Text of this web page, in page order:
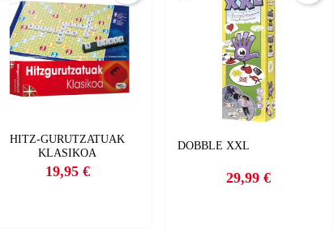
HITZ-GURUTZATUAK
KLASIKOA
Precio
19,95 €
DOBBLE XXL
Precio
29,99 €